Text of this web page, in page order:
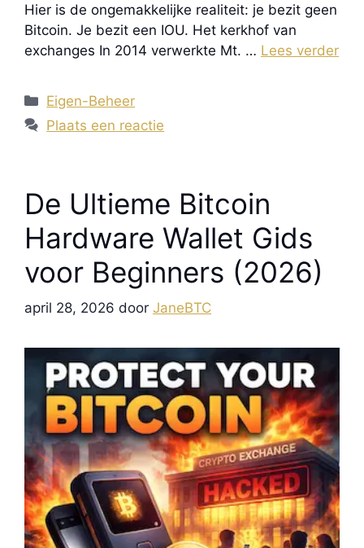
Hier is de ongemakkelijke realiteit: je bezit geen
Bitcoin. Je bezit een IOU. Het kerkhof van
exchanges In 2014 verwerkte Mt. … Lees verder
Categorieën
Eigen-Beheer
Plaats een reactie
De Ultieme Bitcoin
Hardware Wallet Gids
voor Beginners (2026)
april 28, 2026 door JaneBTC